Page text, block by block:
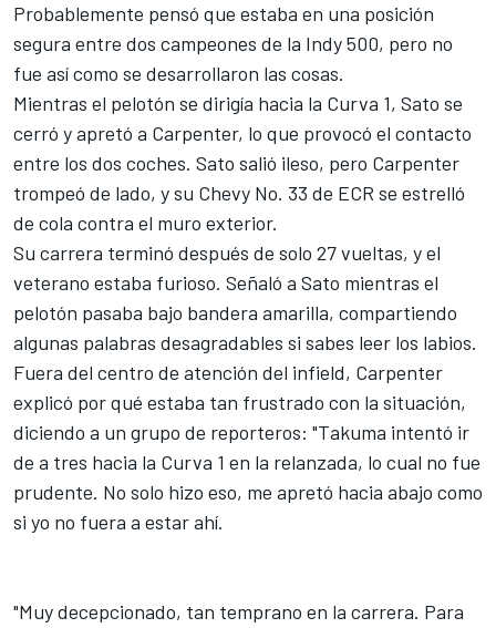
Probablemente pensó que estaba en una posición
segura entre dos campeones de la Indy 500, pero no
fue así como se desarrollaron las cosas.
Mientras el pelotón se dirigía hacia la Curva 1, Sato se
cerró y apretó a Carpenter, lo que provocó el contacto
entre los dos coches. Sato salió ileso, pero Carpenter
trompeó de lado, y su Chevy No. 33 de ECR se estrelló
de cola contra el muro exterior.
Su carrera terminó después de solo 27 vueltas, y el
veterano estaba furioso. Señaló a Sato mientras el
pelotón pasaba bajo bandera amarilla, compartiendo
algunas palabras desagradables si sabes leer los labios.
Fuera del centro de atención del infield, Carpenter
explicó por qué estaba tan frustrado con la situación,
diciendo a un grupo de reporteros: "Takuma intentó ir
de a tres hacia la Curva 1 en la relanzada, lo cual no fue
prudente. No solo hizo eso, me apretó hacia abajo como
si yo no fuera a estar ahí.
"Muy decepcionado, tan temprano en la carrera. Para